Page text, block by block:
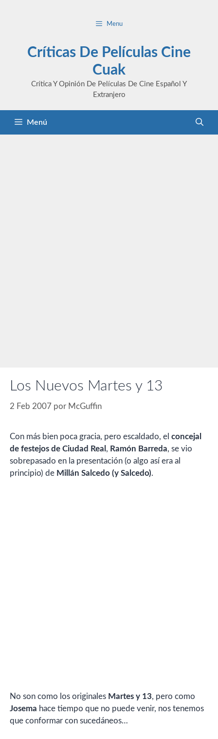
Menu
Críticas De Películas Cine
Cuak
Crítica Y Opinión De Películas De Cine Español Y
Extranjero
Menú
Los Nuevos Martes y 13
2 Feb 2007 por McGuffin
Con más bien poca gracia, pero escaldado, el concejal
de festejos de Ciudad Real , Ramón Barreda, se vio
sobrepasado en la presentación (o algo así era al
principio) de Millán Salcedo (y Salcedo).
No son como los originales Martes y 13, pero como
Josema hace tiempo que no puede venir, nos tenemos
que conformar con sucedáneos…